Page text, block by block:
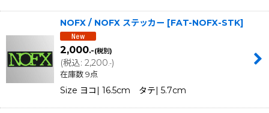
NOFX / NOFX ステッカー [FAT-NOFX-STK]
2,000.-(税別)
(税込: 2,200.-)
在庫数 9点
Size ヨコ| 16.5cm タテ| 5.7cm